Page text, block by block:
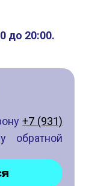
до 20:00.
+7 (931)
обратной